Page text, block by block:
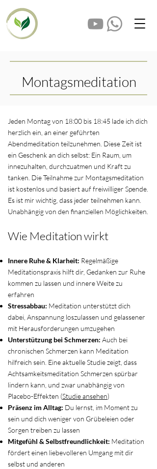
Montagsmeditation
​Jeden Montag von 18:00 bis 18:45 lade ich dich
herzlich ein, an einer geführten
Abendmeditation teilzunehmen. Diese Zeit ist
ein Geschenk an dich selbst: Ein Raum, um
innezuhalten, durchzuatmen und Kraft zu
tanken. Die Teilnahme zur Montagsmeditation
ist kostenlos und basiert auffreiwilliger Spende.
Es ist mir wichtig, dass jeder teilnehmen kann.
Unabhängig von den finanziellen Möglichkeiten.
Wie Meditation wirkt
Innere Ruhe & Klarheit: Regelmäßige
Meditationspraxis hilft dir, Gedanken zur Ruhe
kommen zu lassen und innere Weite zu
erfahren
Stressabbau: Meditation unterstützt dich
dabei, Anspannung loszulassen und gelassener
mit Herausforderungen umzugehen
Unterstützung bei Schmerzen: Auch bei
chronischen Schmerzen kann Meditation
hilfreich sein. Eine aktuelle Studie zeigt, dass
Achtsamkeitsmeditation Schmerzen spürbar
lindern kann, und zwar unabhängig von
Placebo-Effekten (Studie ansehen)
Präsenz im Alltag: Du lernst, im Moment zu
sein und dich weniger von Grübeleien oder
Sorgen treiben zu lassen
Mitgefühl & Selbstfreundlichkeit: Meditation
fördert einen liebevolleren Umgang mit dir
selbst und anderen